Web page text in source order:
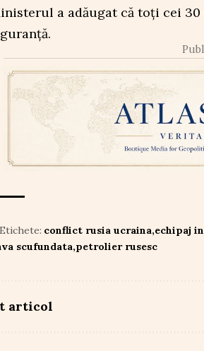
a adăugat că toți cei
Etichete: conflict rusia ucraina echipaj
scufundata petrolier rusesc
articol